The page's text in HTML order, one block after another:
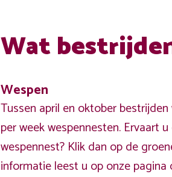
Wat
Wespen
Tussen april en oktober
per week wespennesten. Ervaart
wespennest? Klik dan op de
informatie leest u op onze pagina